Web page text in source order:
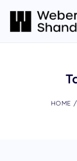
HOME